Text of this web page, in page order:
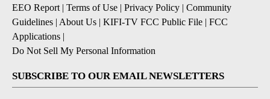
EEO Report | Terms of Use | Privacy Policy | Community
Guidelines | About Us | KIFI-TV FCC Public File | FCC
Applications |
Do Not Sell My Personal Information
SUBSCRIBE TO OUR EMAIL NEWSLETTERS